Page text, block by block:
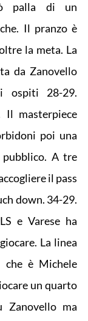
palla di un
Il pranzo è
la meta. La
da Zanovello
ospiti 28-29.
masterpiece
poi una
A tre
il pass
down. 34-29.
e Varese ha
La linea
è Michele
un quarto
Zanovello ma